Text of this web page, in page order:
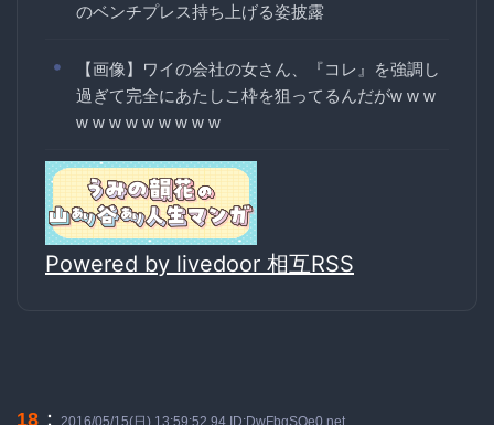
のベンチプレス持ち上げる姿披露
【画像】ワイの会社の女さん、『コレ』を強調し
過ぎて完全にあたしこ枠を狙ってるんだがw w w
w w w w w w w w w
Powered by livedoor 相互RSS
18 ： 2016/05/15(日) 13:59:52.94 ID:DwFbgSQe0.net